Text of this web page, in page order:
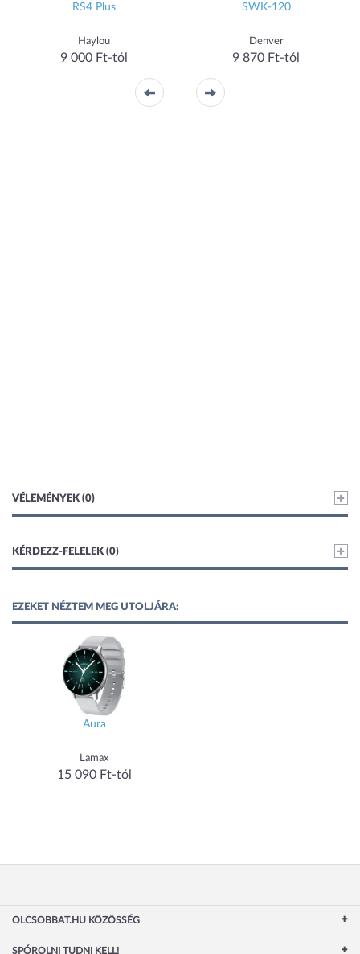
RS4 Plus
Haylou
9 000 Ft-tól
SWK-120
Denver
9 870 Ft-tól
VÉLEMÉNYEK (0)
KÉRDEZZ-FELELEK (0)
EZEKET NÉZTEM MEG UTOLJÁRA:
Aura
Lamax
15 090 Ft-tól
OLCSOBBAT.HU KÖZÖSSÉG
SPÓROLNI TUDNI KELL!